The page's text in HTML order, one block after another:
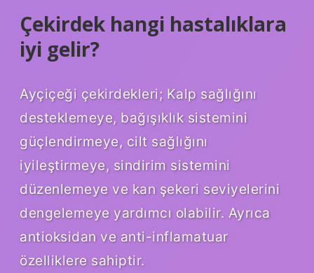
Çekirdek hangi hastalıklara
iyi gelir?
Ayçiçeği çekirdekleri; Kalp sağlığını
desteklemeye, bağışıklık sistemini
güçlendirmeye, cilt sağlığını
iyileştirmeye, sindirim sistemini
düzenlemeye ve kan şekeri seviyelerini
dengelemeye yardımcı olabilir. Ayrıca
antioksidan ve anti-inflamatuar
özelliklere sahiptir.